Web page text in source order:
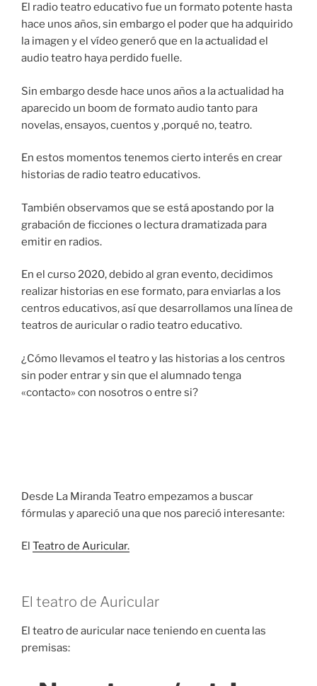
El radio teatro educativo fue un formato potente hasta
hace unos años, sin embargo el poder que ha adquirido
la imagen y el vídeo generó que en la actualidad el
audio teatro haya perdido fuelle.
Sin embargo desde hace unos años a la actualidad ha
aparecido un boom de formato audio tanto para
novelas, ensayos, cuentos y ,porqué no, teatro.
En estos momentos tenemos cierto interés en crear
historias de radio teatro educativos.
También observamos que se está apostando por la
grabación de ficciones o lectura dramatizada para
emitir en radios.
En el curso 2020, debido al gran evento, decidimos
realizar historias en ese formato, para enviarlas a los
centros educativos, así que desarrollamos una línea de
teatros de auricular o radio teatro educativo.
¿Cómo llevamos el teatro y las historias a los centros
sin poder entrar y sin que el alumnado tenga
«contacto» con nosotros o entre si?
Desde La Miranda Teatro empezamos a buscar
fórmulas y apareció una que nos pareció interesante:
El Teatro de Auricular.
El teatro de Auricular
El teatro de auricular nace teniendo en cuenta las
premisas: